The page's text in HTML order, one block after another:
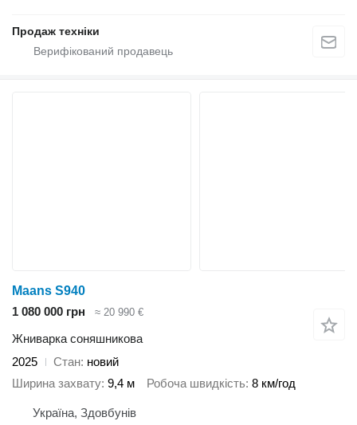
Продаж техніки
Maans S940
1 080 000 грн
≈ 20 990 €
Жниварка соняшникова
2025
Стан новий
Ширина захвату 9,4 м Робоча швидкість 8 км/год
Україна, Здовбунів